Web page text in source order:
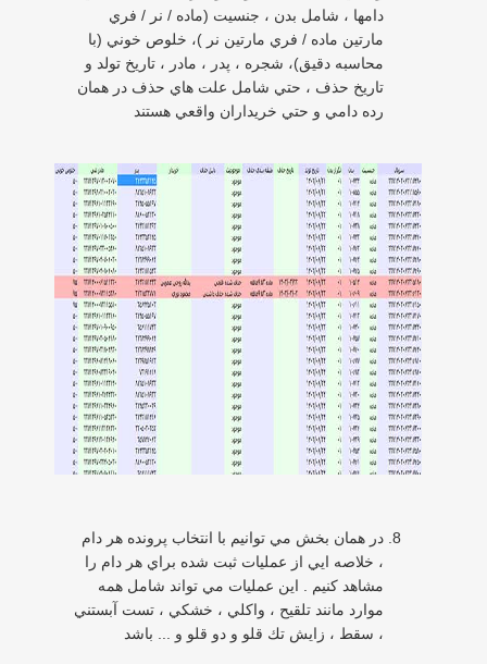
دامها ، شامل بدن ، جنسيت (ماده / نر / فري
مارتين ماده / فري مارتين نر )، خلوص خوني (با
محاسبه دقيق)، شجره ، پدر ، مادر ، تاريخ تولد و
تاريخ حذف ، حتي شامل علت هاي حذف در همان
رده دامي و حتي خريداران واقعي هستند
در همان بخش مي توانيم با انتخاب پرونده هر دام
، خلاصه ايي از عمليات ثبت شده براي هر دام را
مشاهد كنيم . اين عمليات مي تواند شامل همه
موارد مانند تلقيح ، واكلي ، خشكي ، تست آبستني
، سقط ، زايش تك قلو و دو قلو و ... باشد